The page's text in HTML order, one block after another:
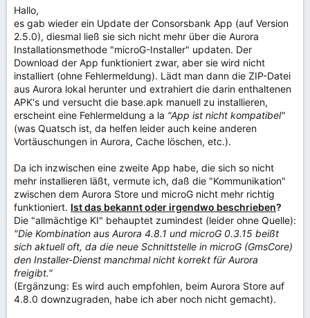
n
:
Hallo,
es gab wieder ein Update der Consorsbank App (auf Version
2.5.0), diesmal ließ sie sich nicht mehr über die Aurora
Installationsmethode "microG-Installer" updaten. Der
Download der App funktioniert zwar, aber sie wird nicht
installiert (ohne Fehlermeldung). Lädt man dann die ZIP-Datei
aus Aurora lokal herunter und extrahiert die darin enthaltenen
APK's und versucht die base.apk manuell zu installieren,
erscheint eine Fehlermeldung a la "App ist nicht kompatibel"
(was Quatsch ist, da helfen leider auch keine anderen
Vortäuschungen in Aurora, Cache löschen, etc.).
Da ich inzwischen eine zweite App habe, die sich so nicht
mehr installieren läßt, vermute ich, daß die "Kommunikation"
zwischen dem Aurora Store und microG nicht mehr richtig
funktioniert. Ist das bekannt oder irgendwo beschrieben?
Die "allmächtige KI" behauptet zumindest (leider ohne Quelle):
"Die Kombination aus Aurora 4.8.1 und microG 0.3.15 beißt
sich aktuell oft, da die neue Schnittstelle in microG (GmsCore)
den Installer-Dienst manchmal nicht korrekt für Aurora
freigibt."
(Ergänzung: Es wird auch empfohlen, beim Aurora Store auf
4.8.0 downzugraden, habe ich aber noch nicht gemacht).